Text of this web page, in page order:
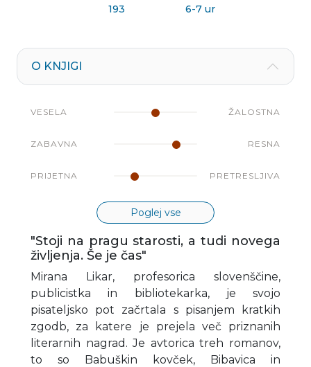
193
6-7 ur
O KNJIGI
VESELA ŽALOSTNA
ZABAVNA RESNA
PRIJETNA PRETRESLJIVA
Poglej vse
"Stoji na pragu starosti, a tudi novega
življenja. Še je čas"
Mirana Likar, profesorica slovenščine,
publicistka in bibliotekarka, je svojo
pisateljsko pot začrtala s pisanjem kratkih
zgodb, za katere je prejela več priznanih
literarnih nagrad. Je avtorica treh romanov,
to so Babuškin kovček, Bibavica in